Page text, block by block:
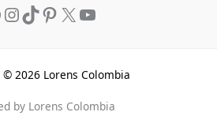
2026 Lorens Colombia
by Lorens Colombia